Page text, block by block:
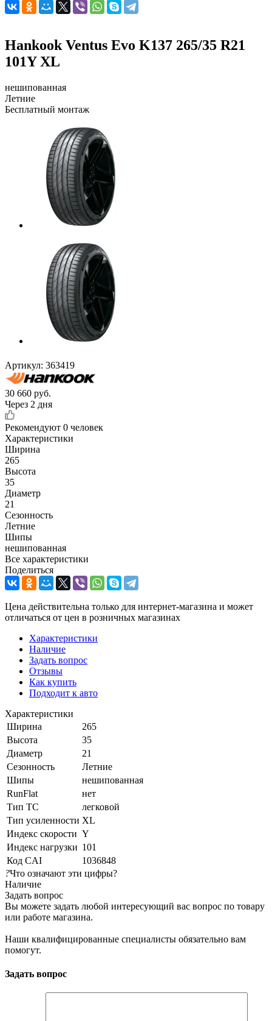
Hankook Ventus Evo K137 265/35 R21
101Y XL
нешипованная
Летние
Бесплатный монтаж
Артикул: 363419
30 660 руб.
Через 2 дня
Рекомендуют 0 человек
Характеристики
Ширина
265
Высота
35
Диаметр
21
Сезонность
Летние
Шипы
нешипованная
Все характеристики
Поделиться
Цена действительна только для интернет-магазина и может
отличаться от цен в розничных магазинах
Характеристики
Наличие
Задать вопрос
Отзывы
Как купить
Подходит к авто
Характеристики
Ширина
265
Высота
35
Диаметр
21
Сезонность
Летние
Шипы
нешипованная
RunFlat
нет
Тип ТС
легковой
Тип усиленности XL
Индекс скорости Y
Индекс нагрузки 101
Код CAI
1036848
?Что означают эти цифры?
Наличие
Задать вопрос
Вы можете задать любой интересующий вас вопрос по товару
или работе магазина.
Наши квалифицированные специалисты обязательно вам
помогут.
Задать вопрос